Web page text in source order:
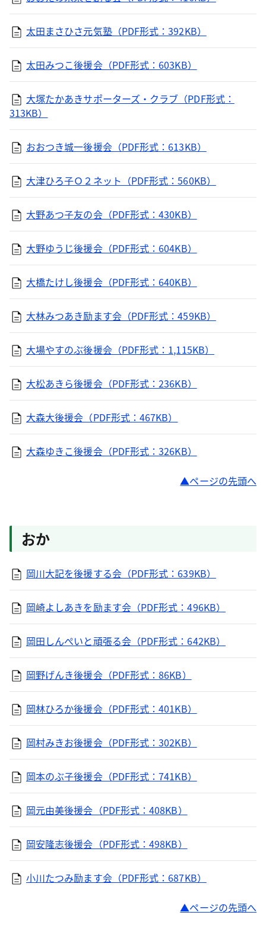
太田まさひさ元気塾（PDF形式：392KB）
太田みつこ後援会（PDF形式：603KB）
大塚たかあきサポーターズ・クラブ（PDF形式：
313KB）
おおつき城一後援会（PDF形式：613KB）
大津ひろ子Ｏ２ネット（PDF形式：560KB）
大野あつ子友の会（PDF形式：430KB）
大野ゆうじ後援会（PDF形式：604KB）
大橋たけし後援会（PDF形式：640KB）
大林みつあき励ます会（PDF形式：459KB）
大場やすのぶ後援会（PDF形式：1,115KB）
大松あきら後援会（PDF形式：236KB）
大森大後援会（PDF形式：467KB）
大森ゆきこ後援会（PDF形式：326KB）
ページの先頭へ
おか
岡川大記を後援する会（PDF形式：639KB）
岡崎よしあきを励ます会（PDF形式：496KB）
岡田しんぺいと頑張る会（PDF形式：642KB）
岡野げんき後援会（PDF形式：86KB）
岡林ひろか後援会（PDF形式：401KB）
岡村みきお後援会（PDF形式：302KB）
岡本のぶ子後援会（PDF形式：741KB）
岡元由美後援会（PDF形式：408KB）
岡安隆志後援会（PDF形式：498KB）
小川たつみ励ます会（PDF形式：687KB）
ページの先頭へ